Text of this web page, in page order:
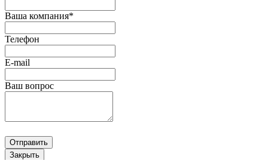
Ваша компания*
Телефон
E-mail
Ваш вопрос
Отправить
Закрыть